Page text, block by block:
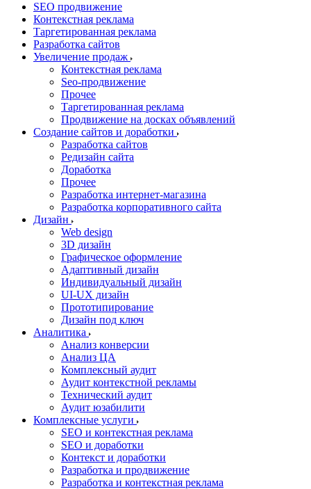
SEO продвижение
Контекстная реклама
Таргетированная реклама
Разработка сайтов
Увеличение продаж
Контекстная реклама
Seo-продвижение
Прочее
Таргетированная реклама
Продвижение на досках объявлений
Создание сайтов и доработки
Разработка сайтов
Редизайн сайта
Доработка
Прочее
Разработка интернет-магазина
Разработка корпоративного сайта
Дизайн
Web design
3D дизайн
Графическое оформление
Адаптивный дизайн
Индивидуальный дизайн
UI‑UX дизайн
Прототипирование
Дизайн под ключ
Аналитика
Анализ конверсии
Анализ ЦА
Комплексный аудит
Аудит контекстной рекламы
Технический аудит
Аудит юзабилити
Комплексные услуги
SEO и контекстная реклама
SEO и доработки
Контекст и доработки
Разработка и продвижение
Разработка и контекстная реклама